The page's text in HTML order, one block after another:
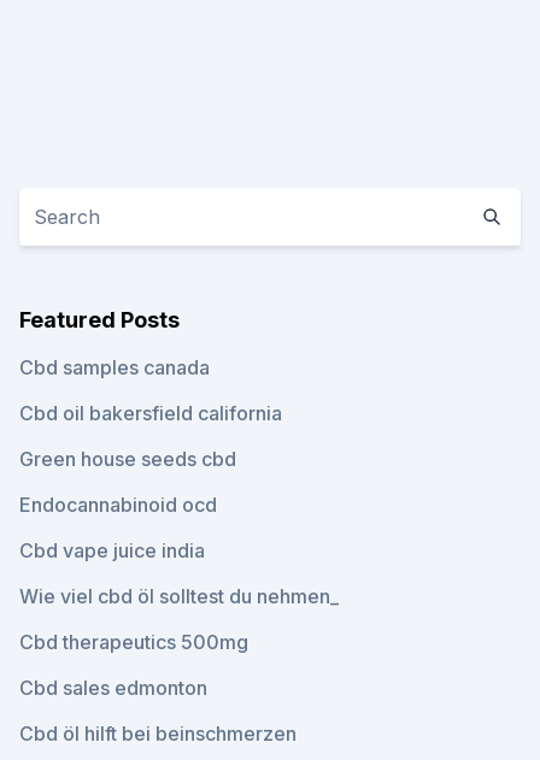
Featured Posts
Cbd samples canada
Cbd oil bakersfield california
Green house seeds cbd
Endocannabinoid ocd
Cbd vape juice india
Wie viel cbd öl solltest du nehmen_
Cbd therapeutics 500mg
Cbd sales edmonton
Cbd öl hilft bei beinschmerzen